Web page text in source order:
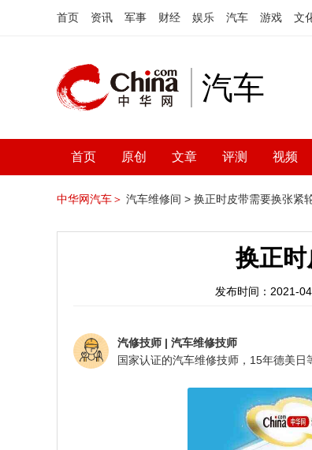
首页 资讯 军事 财经 娱乐 汽车 游戏 文
汽车
首页 原创 文章 评测 视频
中华网汽车＞ 汽车维修间 > 换正时皮带需要换张紧
换正
发布时间：2021-
汽修技师 | 汽车维修技师